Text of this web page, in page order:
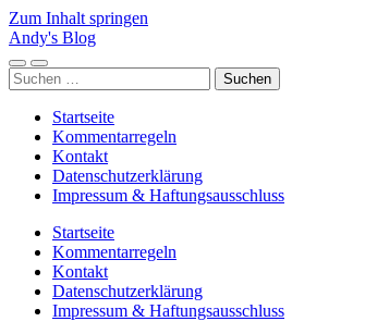
Zum Inhalt springen
Andy's Blog
Mobile-
Menü
Suchfeld
ein-/ausblenden
Suchen
nach:
Startseite
Kommentarregeln
Kontakt
Datenschutzerklärung
Impressum & Haftungsausschluss
Startseite
Kommentarregeln
Kontakt
Datenschutzerklärung
Impressum & Haftungsausschluss